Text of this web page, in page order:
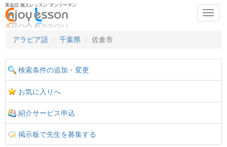
英会話 個人レッスン マンツーマン
アラビア語
千葉県 佐倉市
検索条件の追加・変更
お気に入りへ
紹介サービス申込
掲示板で先生を募集する